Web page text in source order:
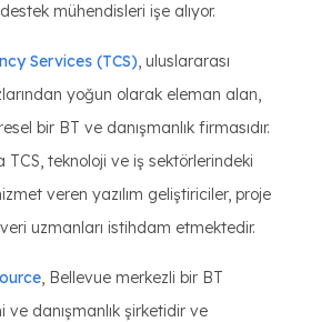
mühendisleri işe alıyor.
Services (TCS), uluslararası
yoğun olarak eleman alan,
bir BT ve danışmanlık firmasıdır.
TCS, teknoloji ve iş sektörlerindeki
veren yazılım geliştiriciler, proje
uzmanları istihdam etmektedir.
, Bellevue merkezli bir BT
ve danışmanlık şirketidir ve